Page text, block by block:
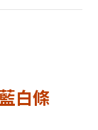
白條